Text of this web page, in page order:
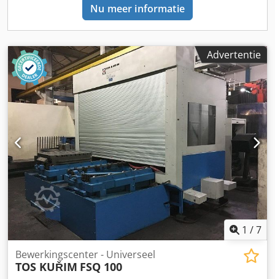
Nu meer informatie
Advertentie
1 /7
Bewerkingscenter - Universeel
TOS KUŘIM FSQ 100